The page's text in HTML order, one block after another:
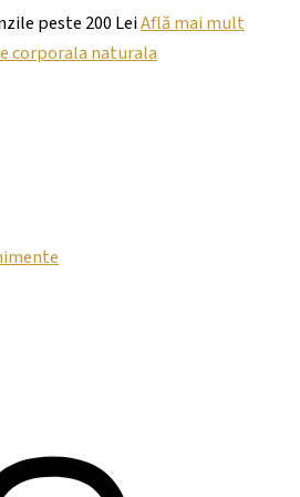
peste 200 LeiAflă mai mult